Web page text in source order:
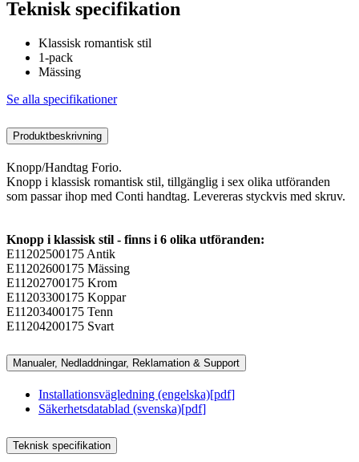
Teknisk specifikation
Klassisk romantisk stil
1-pack
Mässing
Se alla specifikationer
Produktbeskrivning
Knopp/Handtag Forio.
Knopp i klassisk romantisk stil, tillgänglig i sex olika utföranden
som passar ihop med Conti handtag. Levereras styckvis med skruv.
Knopp i klassisk stil - finns i 6 olika utföranden:
E11202500175 Antik
E11202600175 Mässing
E11202700175 Krom
E11203300175 Koppar
E11203400175 Tenn
E11204200175 Svart
Manualer, Nedladdningar, Reklamation & Support
Installationsvägledning (engelska)[pdf]
Säkerhetsdatablad (svenska)[pdf]
Teknisk specifikation